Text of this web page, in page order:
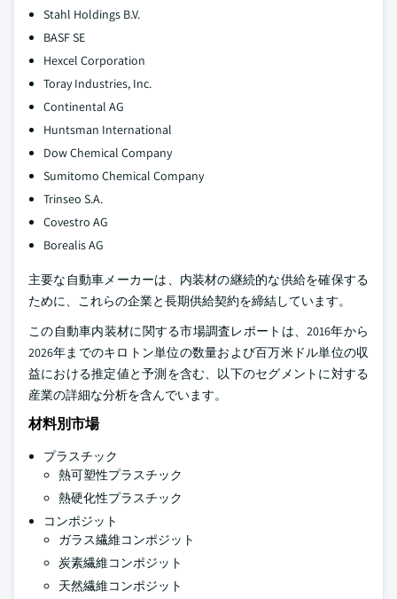
Stahl Holdings B.V.
BASF SE
Hexcel Corporation
Toray Industries, Inc.
Continental AG
Huntsman International
Dow Chemical Company
Sumitomo Chemical Company
Trinseo S.A.
Covestro AG
Borealis AG
主要な自動車メーカーは、内装材の継続的な供給を確保する
ために、これらの企業と長期供給契約を締結しています。
この自動車内装材に関する市場調査レポートは、2016年から
2026年までのキロトン単位の数量および百万米ドル単位の収
益における推定値と予測を含む、以下のセグメントに対する
産業の詳細な分析を含んでいます。
材料別市場
プラスチック
熱可塑性プラスチック
熱硬化性プラスチック
コンポジット
ガラス繊維コンポジット
炭素繊維コンポジット
天然繊維コンポジット